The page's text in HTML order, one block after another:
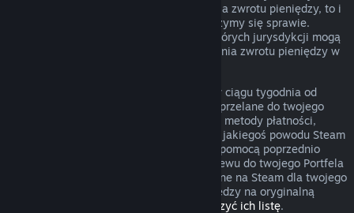
przypadek nie podlega zasadom uzyskania zwrotu pieniędzy, to i
tak możesz o niego poprosić, a my przyjrzymy się sprawie.
Konsumenci zamieszkujący obszary niektórych jurysdykcji mogą
mieć dodatkowe prawa dotyczące uzyskania zwrotu pieniędzy w
Zwrócimy ci całkowitą kwotę pieniężną w ciągu tygodnia od
zatwierdzenia zwrotu. Pieniądze zostaną przelane do twojego
Portfela Steam lub przy pomocy tej samej metody płatności,
której użyto do dokonania zakupu. Jeśli z jakiegoś powodu Steam
nie będzie w stanie zwrócić pieniędzy za pomocą poprzednio
użytej metody płatności, dokonamy przelewu do twojego Portfela
Steam. Niektóre metody płatności dostępne na Steam dla twojego
kraju mogą nie wspierać zwracania pieniędzy na oryginalną
Kliknij tutaj, aby zobaczyć ich listę.